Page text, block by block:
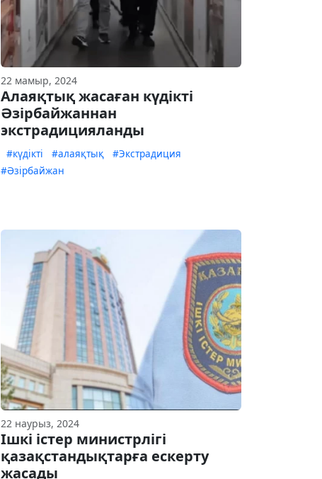
22 мамыр, 2024
Алаяқтық жасаған күдікті
Әзірбайжаннан
экстрадицияланды
#күдікті #алаяқтық
#Экстрадиция
#Әзірбайжан
22 наурыз, 2024
Ішкі істер министрлігі
қазақстандықтарға ескерту
жасады